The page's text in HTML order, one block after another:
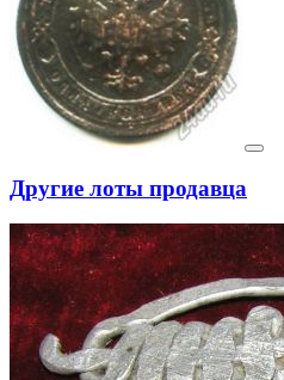
Другие лоты продавца